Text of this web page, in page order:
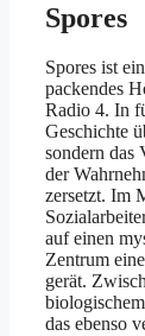
Spores
Spores ist
packendes
Radio 4. In
Geschichte
sondern das
der
zersetzt. Im
auf einen
Zentrum
gerät.
das ebenso